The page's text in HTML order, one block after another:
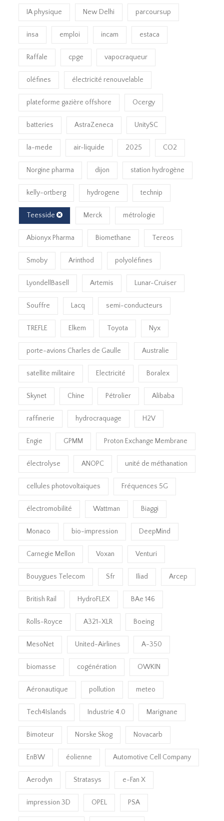
IA physique New Delhi parcoursup
insa emploi incam estaca
Raffale cpge vapocraqueur
oléfines électricité renouvelable
plateforme gazière offshore Ocergy
batteries AstraZeneca UnitySC
la-mede air-liquide 2025 CO2
Norgine pharma dijon station hydrogène
kelly-ortberg hydrogene technip
Teesside Merck métrologie
Abionyx Pharma Biomethane Tereos
Smoby Arinthod polyoléfines
LyondellBasell Artemis Lunar-Cruiser
Souffre Lacq semi-conducteurs
TREFLE Elkem Toyota Nyx
porte-avions Charles de Gaulle Australie
satellite militaire Electricité Boralex
Skynet Chine Pétrolier Alibaba
raffinerie hydrocraquage H2V
Engie GPMM Proton Exchange Membrane
électrolyse ANOPC unité de méthanation
cellules photovoltaïques Fréquences 5G
électromobilité Wattman Biaggi
Monaco bio-impression DeepMind
Carnegie Mellon Voxan Venturi
Bouygues Telecom Sfr Iliad Arcep
British Rail HydroFLEX BAe 146
Rolls-Royce A321-XLR Boeing
MesoNet United-Airlines A-350
biomasse cogénération OWKIN
Aéronautique pollution meteo
Tech4Islands Industrie 4.0 Marignane
Bimoteur Norske Skog Novacarb
EnBW éolienne Automotive Cell Company
Aerodyn Stratasys e-Fan X
impression 3D OPEL PSA